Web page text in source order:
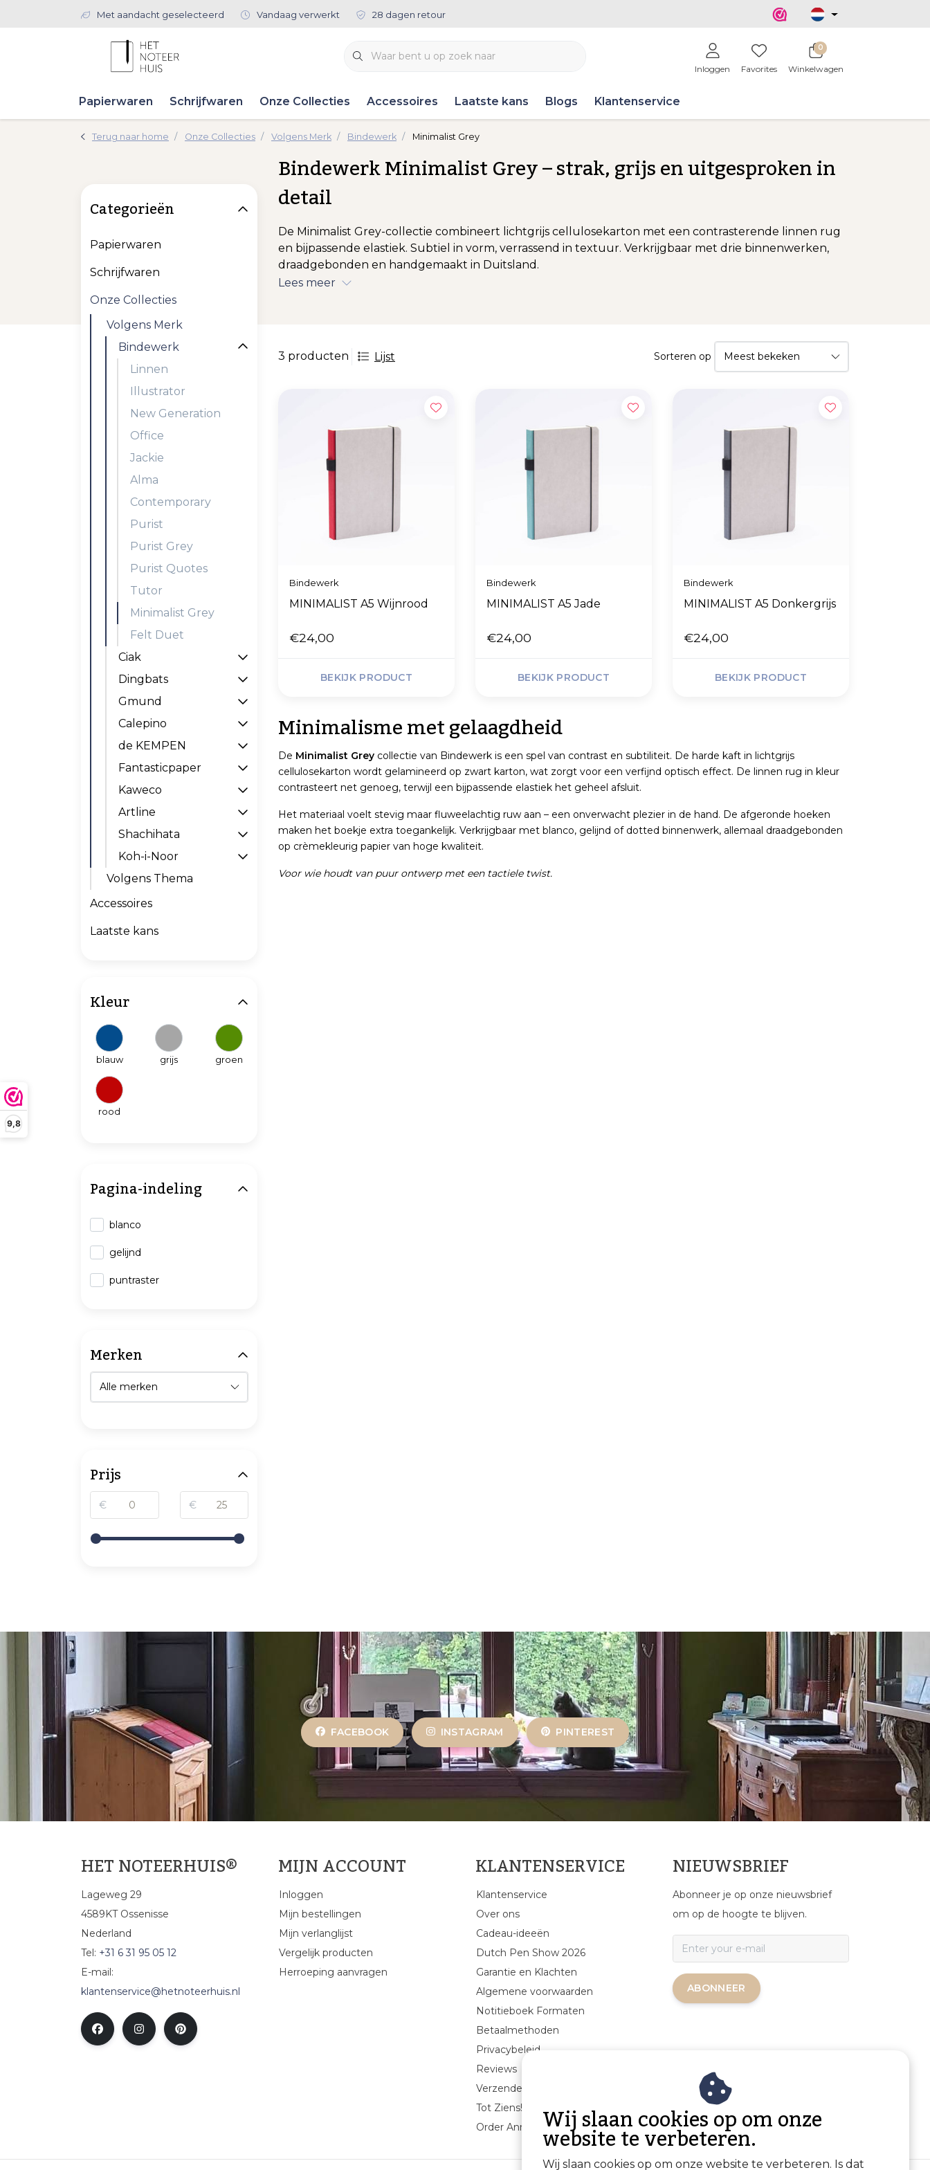
9,8
Met aandacht geselecteerd Vandaag verwerkt 28 dagen retour
Inloggen Favorites
0
Winkelwagen
Papierwaren Schrijfwaren Onze Collecties Accessoires Laatste kans Blogs Klantenservice
Terug naar home Onze Collecties Volgens Merk Bindewerk Minimalist Grey
Bindewerk Minimalist Grey – strak, grijs en uitgesproken in
detail
De Minimalist Grey-collectie combineert lichtgrijs cellulosekarton met een contrasterende linnen rug
en bijpassende elastiek. Subtiel in vorm, verrassend in textuur. Verkrijgbaar met drie binnenwerken,
draadgebonden en handgemaakt in Duitsland.
Lees meer
3 producten Lijst Sorteren op
Bindewerk
MINIMALIST A5 Wijnrood
€24,00
BEKIJK PRODUCT
Bindewerk
MINIMALIST A5 Jade
€24,00
BEKIJK PRODUCT
Bindewerk
MINIMALIST A5 Donkergrijs
€24,00
BEKIJK PRODUCT
Minimalisme met gelaagdheid
De Minimalist Grey collectie van Bindewerk is een spel van contrast en subtiliteit. De harde kaft in lichtgrijs
cellulosekarton wordt gelamineerd op zwart karton, wat zorgt voor een verfijnd optisch effect. De linnen rug in kleur
contrasteert net genoeg, terwijl een bijpassende elastiek het geheel afsluit.
Het materiaal voelt stevig maar fluweelachtig ruw aan – een onverwacht plezier in de hand. De afgeronde hoeken
maken het boekje extra toegankelijk. Verkrijgbaar met blanco, gelijnd of dotted binnenwerk, allemaal draadgebonden
op crèmekleurig papier van hoge kwaliteit.
Voor wie houdt van puur ontwerp met een tactiele twist.
Categorieën
Papierwaren
Schrijfwaren
Onze Collecties
Volgens Merk
Bindewerk
Linnen
Illustrator
New Generation
Office
Jackie
Alma
Contemporary
Purist
Purist Grey
Purist Quotes
Tutor
Minimalist Grey
Felt Duet
Ciak
Dingbats
Gmund
Calepino
de KEMPEN
Fantasticpaper
Kaweco
Artline
Shachihata
Koh-i-Noor
Volgens Thema
Accessoires
Laatste kans
Kleur
blauw grijs groen
rood
Pagina-indeling
blanco
gelijnd
puntraster
Merken
Prijs
€ €
FACEBOOK INSTAGRAM PINTEREST
HET NOTEERHUIS®
Lageweg 29
4589KT Ossenisse
Nederland
Tel: +31 6 31 95 05 12
E-mail:
klantenservice@hetnoteerhuis.nl
MIJN ACCOUNT
Inloggen
Mijn bestellingen
Mijn verlanglijst
Vergelijk producten
Herroeping aanvragen
KLANTENSERVICE
Klantenservice
Over ons
Cadeau-ideeën
Dutch Pen Show 2026
Garantie en Klachten
Algemene voorwaarden
Notitieboek Formaten
Betaalmethoden
Privacybeleid
Reviews
Verzenden & retourneren
Tot Ziens!
Order Annuleren
NIEUWSBRIEF
Abonneer je op onze nieuwsbrief
om op de hoogte te blijven.
ABONNEER
Wij slaan cookies op om onze
website te verbeteren.
Wij slaan cookies op om onze website te verbeteren. Is dat